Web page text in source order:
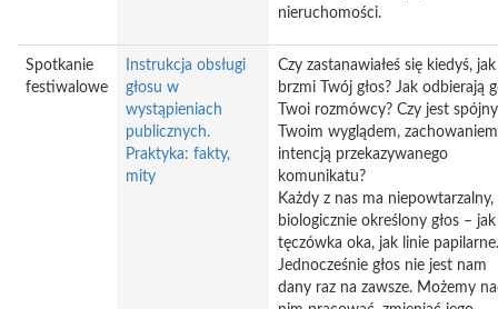
nieruchomości.
Spotkanie
festiwalowe
Instrukcja obsługi
głosu w
wystąpieniach
publicznych.
Praktyka: fakty,
mity
Czy zastanawiałeś się kiedyś, jak
brzmi Twój głos? Jak odbierają
Twoi rozmówcy? Czy jest
Twoim wyglądem,
intencją przekazywanego
komunikatu?
Każdy z nas ma niepowtarzalny,
biologicznie określony głos – jak
tęczówka oka, jak linie papilarne.
Jednocześnie głos nie jest nam
dany raz na zawsze. Możemy